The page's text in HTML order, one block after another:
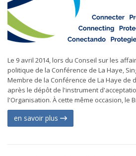
Le 9 avril 2014, lors du Conseil sur les
politique de la Conférence de La Haye,
Membre de la Conférence de La Haye de
après le dépôt de l'instrument
l'Organisation. À cette même occasion, le
en savoir plus